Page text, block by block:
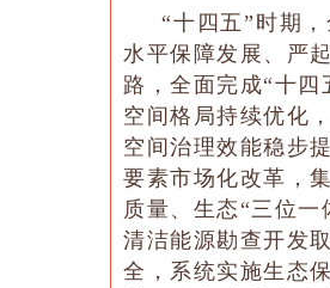
“十四五”时期
水平保障发展、严
路，全面完成“十
空间格局持续优化
空间治理效能稳步
要素市场化改革，
质量、生态“三位一
清洁能源勘查开发
全，系统实施生态